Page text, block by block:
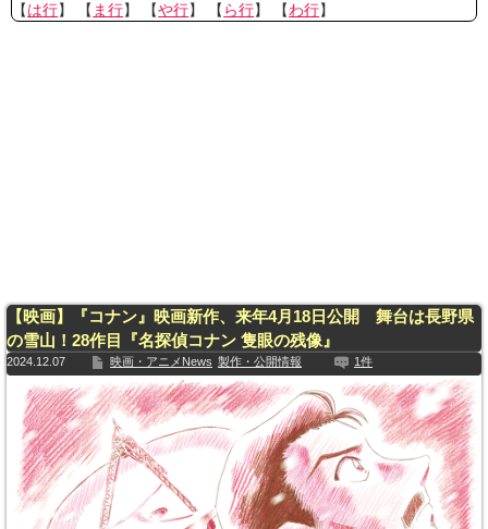
【は行】 【 ま行】 【や行】 【 ら行】 【わ行】
【映画】『コナン』映画新作、来年4月18日公開 舞台は長野県
の雪山！28作目『名探偵コナン 隻眼の残像』
2024.12.07 映画・アニメNews 製作・公開情報 1件